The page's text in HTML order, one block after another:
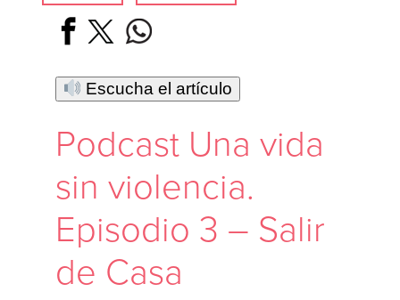
Escucha el artículo
Podcast Una vida
sin violencia.
Episodio 3 – Salir
de Casa